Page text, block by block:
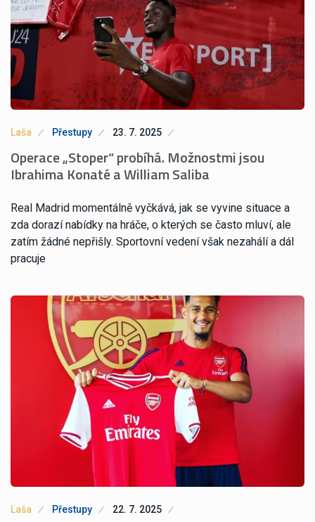
Laša Přestupy 23. 7. 2025
Operace „Stoper“ probíhá. Možnostmi jsou
Ibrahima Konaté a William Saliba
Real Madrid momentálně vyčkává, jak se vyvine situace a
zda dorazí nabídky na hráče, o kterých se často mluví, ale
zatím žádné nepřišly. Sportovní vedení však nezahálí a dál
pracuje
Laša Přestupy 22. 7. 2025